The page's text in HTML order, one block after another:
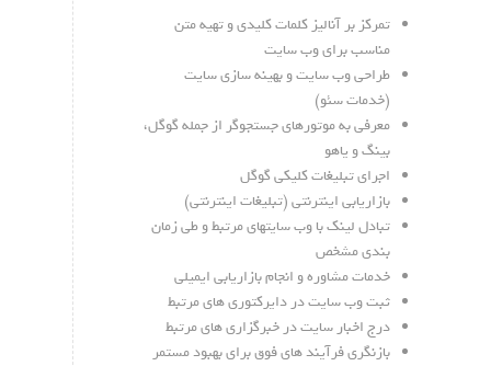
تمرکز بر آنالیز کلمات کلیدی و تهیه متن
مناسب برای وب سایت
طراحی وب سایت و بهینه سازی سایت
(خدمات سئو)
معرفی به موتورهای جستجوگر از جمله گوگل،
بینگ و یاهو
اجرای تبلیغات کلیکی گوگل
بازاریابی اینترنتی (تبلیغات اینترنتی)
تبادل لینک با وب سایتهای مرتبط و طی زمان
بندی مشخص
خدمات مشاوره و انجام بازاریابی ایمیلی
ثبت وب سایت در دایرکتوری های مرتبط
درج اخبار سایت در خبرگزاری های مرتبط
بازنگری فرآیند های فوق برای بهبود مستمر